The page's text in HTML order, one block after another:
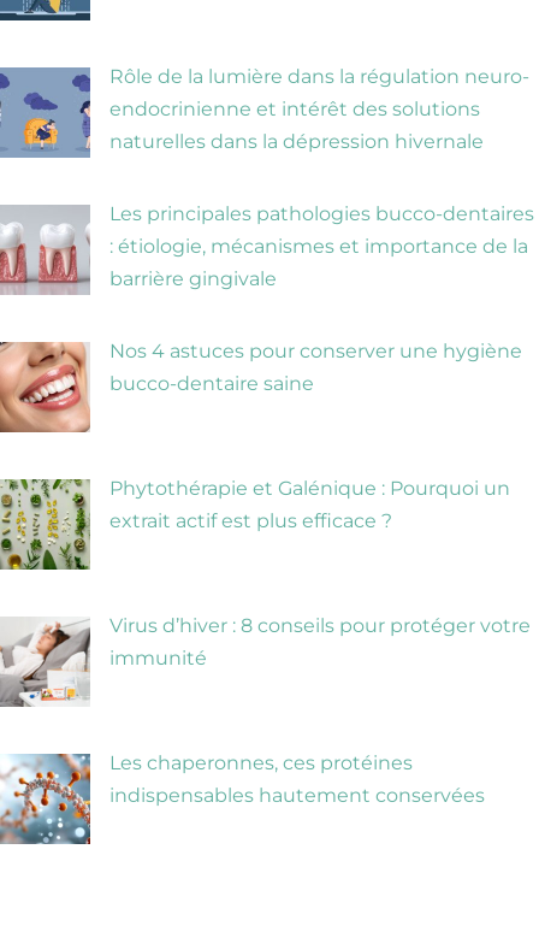
Rôle de la lumière dans la régulation neuro-
endocrinienne et intérêt des solutions
naturelles dans la dépression hivernale
Les principales pathologies bucco-dentaires
: étiologie, mécanismes et importance de la
barrière gingivale
Nos 4 astuces pour conserver une hygiène
bucco-dentaire saine
Phytothérapie et Galénique : Pourquoi un
extrait actif est plus efficace ?
Virus d’hiver : 8 conseils pour protéger votre
immunité
Les chaperonnes, ces protéines
indispensables hautement conservées